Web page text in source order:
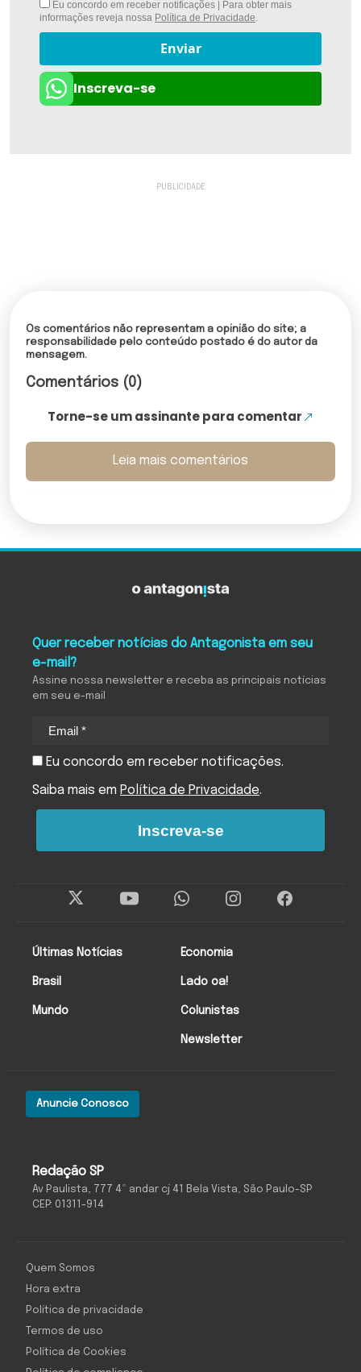
Eu concordo em receber notificações | Para obter mais
informações reveja nossa Política de Privacidade.
Enviar
Inscreva-se
Os comentários não representam a opinião do site; a
responsabilidade pelo conteúdo postado é do autor da
mensagem.
Comentários (0)
Torne-se um assinante para comentar
Leia mais comentários
Redação SP
Av Paulista, 777 4º andar cj 41 Bela Vista, São Paulo-SP
CEP: 01311-914
Anuncie Conosco
Últimas Notícias
Brasil
Mundo
Economia
Lado oa!
Colunistas
Newsletter
Quer receber notícias do Antagonista em seu
e-mail?
Assine nossa newsletter e receba as principais notícias
em seu e-mail
Eu concordo em receber notificações.
Saiba mais em Política de Privacidade.
Inscreva-se
Quem Somos
Hora extra
Política de privacidade
Termos de uso
Política de Cookies